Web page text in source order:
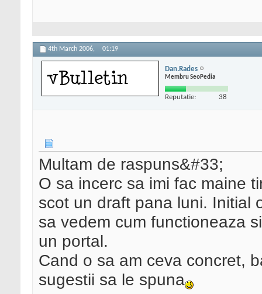
4th March 2006, 01:19
Dan.Rades
Membru SeoPedia
Reputatie: 38
Multam de raspuns&#33;
O sa incerc sa imi fac maine
scot un draft pana luni. Initial
sa vedem cum functioneaza
un portal.
Cand o sa am ceva concret,
sugestii sa le spuna